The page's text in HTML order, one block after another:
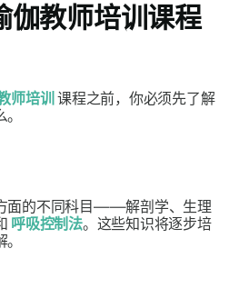
伽教师培训课程
师培训 课程之前，你必须先了解
面的不同科目——解剖学、生理
呼吸控制法。这些知识将逐步培